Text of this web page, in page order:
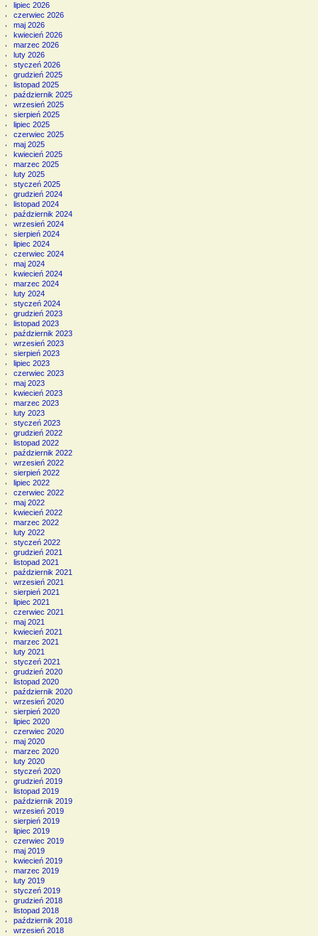
lipiec 2026
czerwiec 2026
maj 2026
kwiecień 2026
marzec 2026
luty 2026
styczeń 2026
grudzień 2025
listopad 2025
październik 2025
wrzesień 2025
sierpień 2025
lipiec 2025
czerwiec 2025
maj 2025
kwiecień 2025
marzec 2025
luty 2025
styczeń 2025
grudzień 2024
listopad 2024
październik 2024
wrzesień 2024
sierpień 2024
lipiec 2024
czerwiec 2024
maj 2024
kwiecień 2024
marzec 2024
luty 2024
styczeń 2024
grudzień 2023
listopad 2023
październik 2023
wrzesień 2023
sierpień 2023
lipiec 2023
czerwiec 2023
maj 2023
kwiecień 2023
marzec 2023
luty 2023
styczeń 2023
grudzień 2022
listopad 2022
październik 2022
wrzesień 2022
sierpień 2022
lipiec 2022
czerwiec 2022
maj 2022
kwiecień 2022
marzec 2022
luty 2022
styczeń 2022
grudzień 2021
listopad 2021
październik 2021
wrzesień 2021
sierpień 2021
lipiec 2021
czerwiec 2021
maj 2021
kwiecień 2021
marzec 2021
luty 2021
styczeń 2021
grudzień 2020
listopad 2020
październik 2020
wrzesień 2020
sierpień 2020
lipiec 2020
czerwiec 2020
maj 2020
marzec 2020
luty 2020
styczeń 2020
grudzień 2019
listopad 2019
październik 2019
wrzesień 2019
sierpień 2019
lipiec 2019
czerwiec 2019
maj 2019
kwiecień 2019
marzec 2019
luty 2019
styczeń 2019
grudzień 2018
listopad 2018
październik 2018
wrzesień 2018